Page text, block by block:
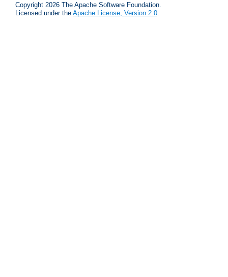
Copyright 2026 The Apache Software Foundation.
Licensed under the Apache License, Version 2.0